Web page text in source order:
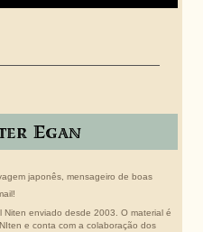
japonês, mensageiro de boas
enviado desde 2003. O material é
e conta com a colaboração dos